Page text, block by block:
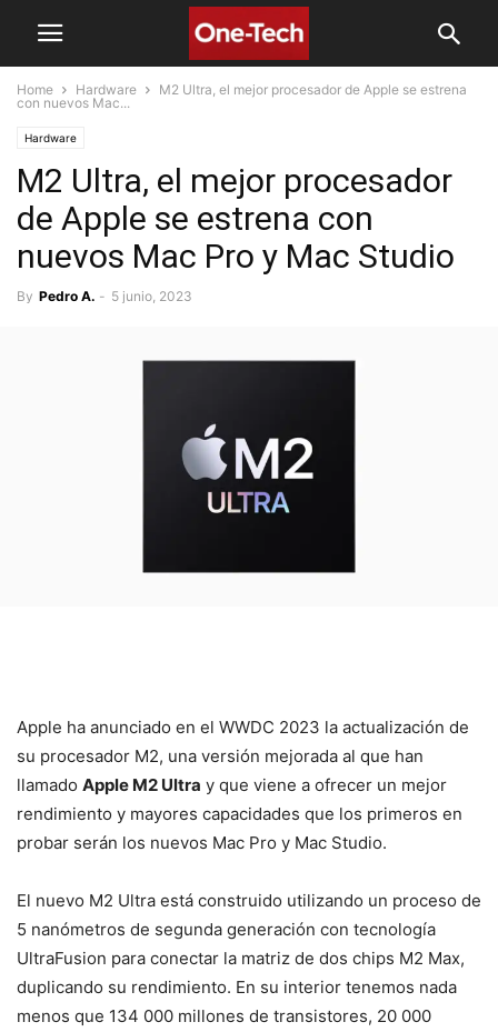
Home Hardware
M2 Ultra, el mejor procesador de Apple se estrena
con nuevos Mac...
Hardware
M2 Ultra, el mejor procesador
de Apple se estrena con
nuevos Mac Pro y Mac Studio
By Pedro A. - 5 junio, 2023
Apple ha anunciado en el WWDC 2023 la actualización de
su procesador M2, una versión mejorada al que han
llamado Apple M2 Ultra y que viene a ofrecer un mejor
rendimiento y mayores capacidades que los primeros en
probar serán los nuevos Mac Pro y Mac Studio.
El nuevo M2 Ultra está construido utilizando un proceso de
5 nanómetros de segunda generación con tecnología
UltraFusion para conectar la matriz de dos chips M2 Max,
duplicando su rendimiento. En su interior tenemos nada
menos que 134 000 millones de transistores, 20 000